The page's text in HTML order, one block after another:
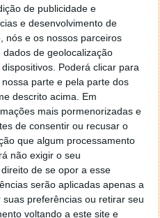
de publicidade e
e desenvolvimento de
nós e os nossos parceiros
de geolocalização
Poderá clicar para
parte e pela parte dos
descrito acima. Em
mais pormenorizadas e
de consentir ou recusar o
que algum processamento
não exigir o seu
de se opor a esse
serão aplicadas apenas a
preferências ou retirar seu
voltando a este site e
de 2005 às 01:39
Seja como for segue por mail
te falei. Faz da seguinte maneira,
dessa janela com o botão direito do
no separador Menu ‘Iniciar’
aí encontrarás no separador